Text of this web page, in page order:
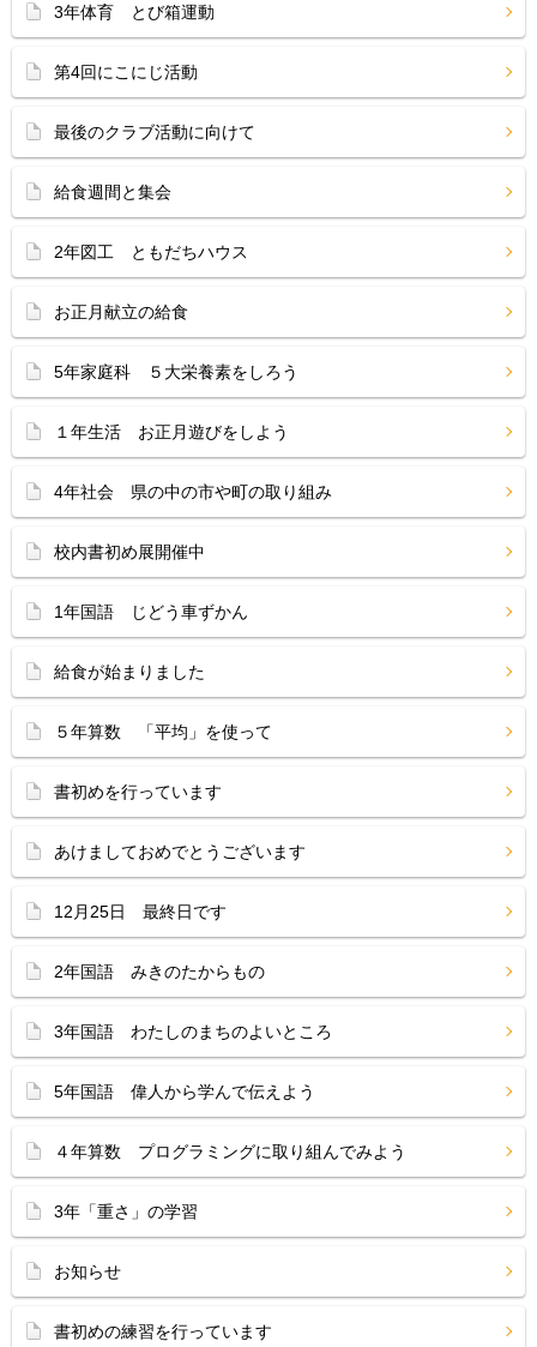
3年体育 とび箱運動
第4回にこにじ活動
最後のクラブ活動に向けて
給食週間と集会
2年図工 ともだちハウス
お正月献立の給食
5年家庭科 ５大栄養素をしろう
１年生活 お正月遊びをしよう
4年社会 県の中の市や町の取り組み
校内書初め展開催中
1年国語 じどう車ずかん
給食が始まりました
５年算数 「平均」を使って
書初めを行っています
あけましておめでとうございます
12月25日 最終日です
2年国語 みきのたからもの
3年国語 わたしのまちのよいところ
5年国語 偉人から学んで伝えよう
４年算数 プログラミングに取り組んでみよう
3年「重さ」の学習
お知らせ
書初めの練習を行っています